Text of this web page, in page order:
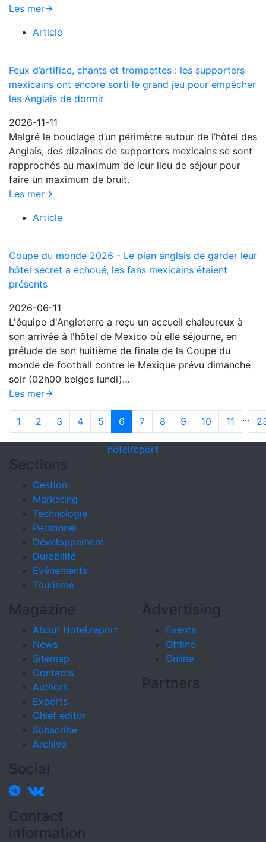
Les mer
Article
Feux d’artifice, chants et trompettes : les supporters
mexicains ont encore sorti le grand jeu pour empêcher
les Anglais de dormir
2026-11-11
Malgré le bouclage d’un périmètre autour de l’hôtel des
Anglais, des dizaines de supporters mexicains se sont
rapprochés au maximum de leur lieu de séjour pour
faire un maximum de bruit.
Les mer
Article
Coupe du monde 2026 - Le plan anglais de garder leur
hôtel secret a échoué, les fans mexicains étaient
présents
2026-06-11
L'équipe d'Angleterre a reçu un accueil chaleureux à
son arrivée à l'hôtel de Mexico où elle séjourne, en
prélude de son huitième de finale de la Coupe du
monde de football contre le Mexique prévu dimanche
soir (02h00 belges lundi)…
Les mer
1 2 3 4 5 6 7 8 9 10 11 ...
hotelreport
Sections
Gestion
Marketing
Technologie
Personnel
Développement
Durabilité
Événements
Tourisme
Magazine
About Hotel.report
News
Sitemap
Contacts
Authors
Experts
Chief editor
Subscribe
Archive
Advertising
Events
Offline
Online
Partners
Social
Contact
information